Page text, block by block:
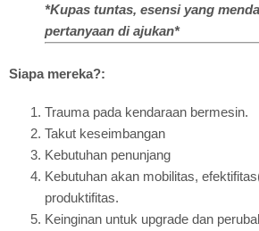
*Kupas tuntas, esensi yang
pertanyaan di ajukan*
Siapa mereka?:
Trauma pada kendaraan bermesin.
Takut keseimbangan
Kebutuhan penunjang
Kebutuhan akan mobilitas,
produktifitas.
Keinginan untuk upgrade dan